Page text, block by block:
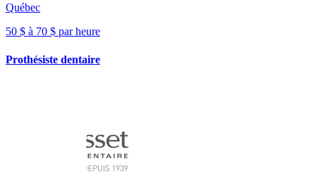
Québec
50 $ à 70 $ par heure
Prothésiste dentaire